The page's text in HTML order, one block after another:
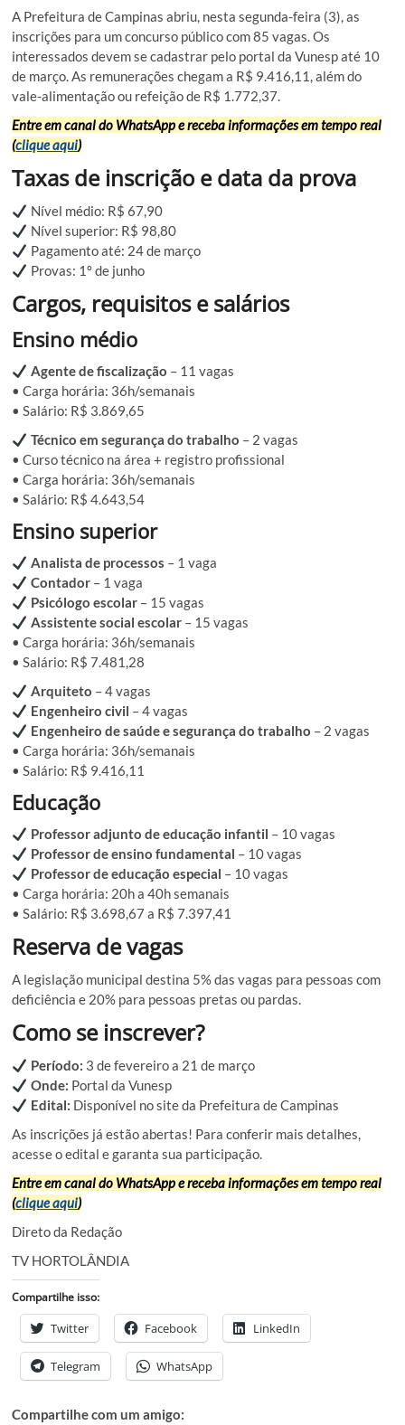
A Prefeitura de Campinas abriu, nesta segunda-feira (3), as
inscrições para um concurso público com 85 vagas. Os
interessados devem se cadastrar pelo portal da Vunesp até 10
de março. As remunerações chegam a R$ 9.416,11, além do
vale-alimentação ou refeição de R$ 1.772,37.
Entre em canal do WhatsApp e receba informações em tempo real
(clique aqui)
Taxas de inscrição e data da prova
Nível médio: R$ 67,90
Nível superior: R$ 98,80
Pagamento até: 24 de março
Provas: 1º de junho
Cargos, requisitos e salários
Ensino médio
Agente de fiscalização – 11 vagas
• Carga horária: 36h/semanais
• Salário: R$ 3.869,65
Técnico em segurança do trabalho – 2 vagas
• Curso técnico na área + registro profissional
• Carga horária: 36h/semanais
• Salário: R$ 4.643,54
Ensino superior
Analista de processos – 1 vaga
Contador– 1 vaga
Psicólogo escolar– 15 vagas
Assistente social escolar– 15 vagas
• Carga horária: 36h/semanais
• Salário: R$ 7.481,28
Arquiteto – 4 vagas
Engenheiro civil – 4 vagas
Engenheiro de saúde e segurança do trabalho – 2 vagas
• Carga horária: 36h/semanais
• Salário: R$ 9.416,11
Educação
Professor adjunto de educação infantil – 10 vagas
Professor de ensino fundamental – 10 vagas
Professor de educação especial – 10 vagas
• Carga horária: 20h a 40h semanais
• Salário: R$ 3.698,67 a R$ 7.397,41
Reserva de vagas
A legislação municipal destina 5% das vagas para pessoas com
deficiência e 20% para pessoas pretas ou pardas.
Como se inscrever?
Período: 3 de fevereiro a 21 de março
Onde: Portal da Vunesp
Edital: Disponível no site da Prefeitura de Campinas
As inscrições já estão abertas! Para conferir mais detalhes,
acesse o edital e garanta sua participação.
Entre em canal do WhatsApp e receba informações em tempo real
(clique aqui)
Direto da Redação
TV HORTOLÂNDIA
Compartilhe isso:
Twitter Facebook LinkedIn
Telegram WhatsApp
Compartilhe com um amigo: